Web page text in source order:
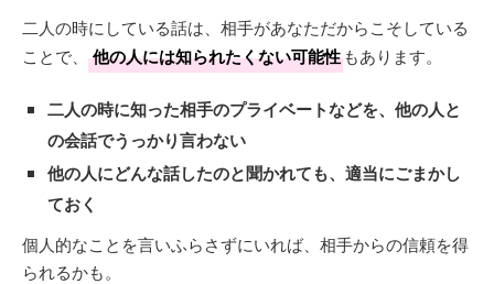
二人の時にしている話は、相手があなただからこそしている
ことで、
他の人には知られたくない可能性 もあります。
二人の時に知った相手のプライベートなどを、他の人と
の会話でうっかり言わない
他の人にどんな話したのと聞かれても、適当にごまかし
ておく
個人的なことを言いふらさずにいれば、相手からの信頼を得
られるかも。